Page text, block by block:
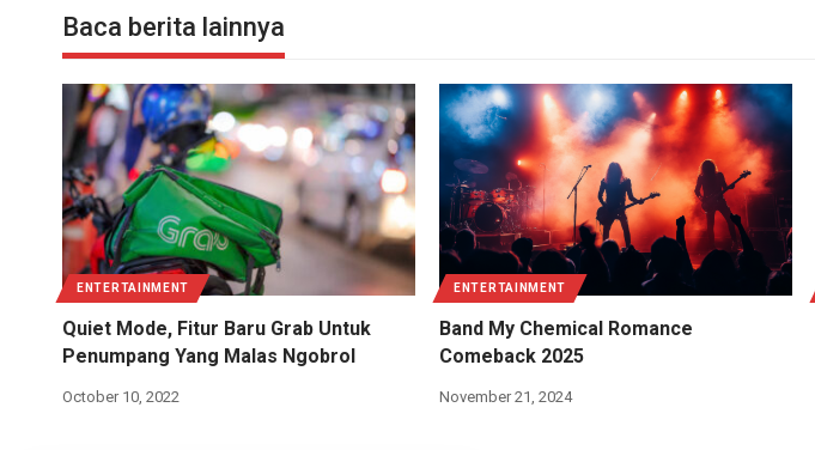
Baca berita lainnya
ENTERTAINMENT
Quiet Mode, Fitur Baru Grab Untuk
Penumpang Yang Malas Ngobrol
October 10, 2022
ENTERTAINMENT
Band My Chemical Romance
Comeback 2025
November 21, 2024